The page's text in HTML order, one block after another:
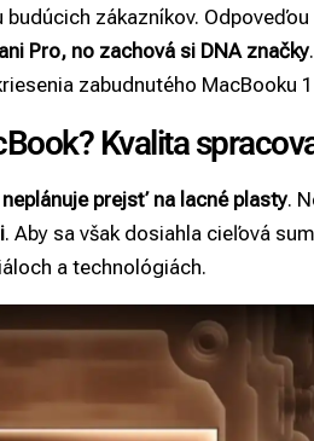
zákazníkov.
Pro, no zachová si DNA značky
zabudnutého MacBooku
Kvalita
neplánuje prejsť na lacné plasty.
. Aby sa však dosiahla cieľová
a technológiách.